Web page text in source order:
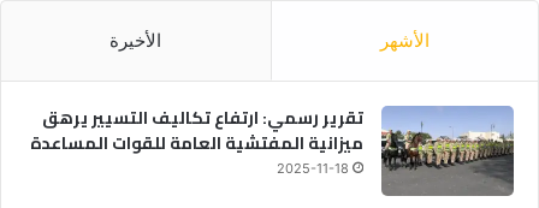
الأشهر الأخيرة
تقرير رسمي: ارتفاع تكاليف التسيير يرهق
ميزانية المفتشية العامة للقوات المساعدة
2025-11-18